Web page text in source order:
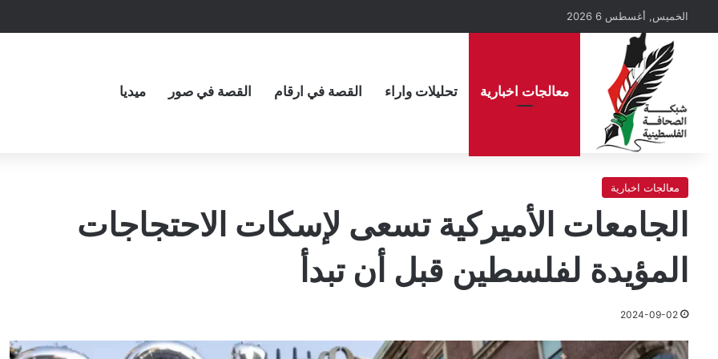
الخميس, أغسطس 6 2026
معالجات اخبارية تحليلات واراء القصة في ارقام القصة في صور ميديا
معالجات اخبارية
الجامعات الأميركية تسعى لإسكات الاحتجاجات
المؤيدة لفلسطين قبل أن تبدأ
2024-09-02